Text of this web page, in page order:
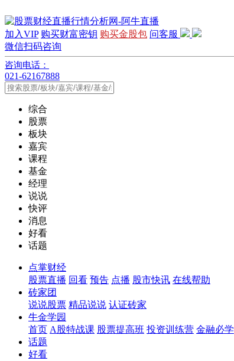
加入VIP 购买财富密钥 购买金股包 问客服
微信扫码咨询
咨询电话：
021-62167888
综合
股票
板块
嘉宾
课程
基金
经理
说说
快评
消息
好看
话题
点掌财经
股票直播 回看 预告 点播 股市快讯 在线帮助
砖家团
说说股票 精品说说 认证砖家
牛金学园
首页 A股特战课 股票提高班 投资训练营 金融必学
话题
好看